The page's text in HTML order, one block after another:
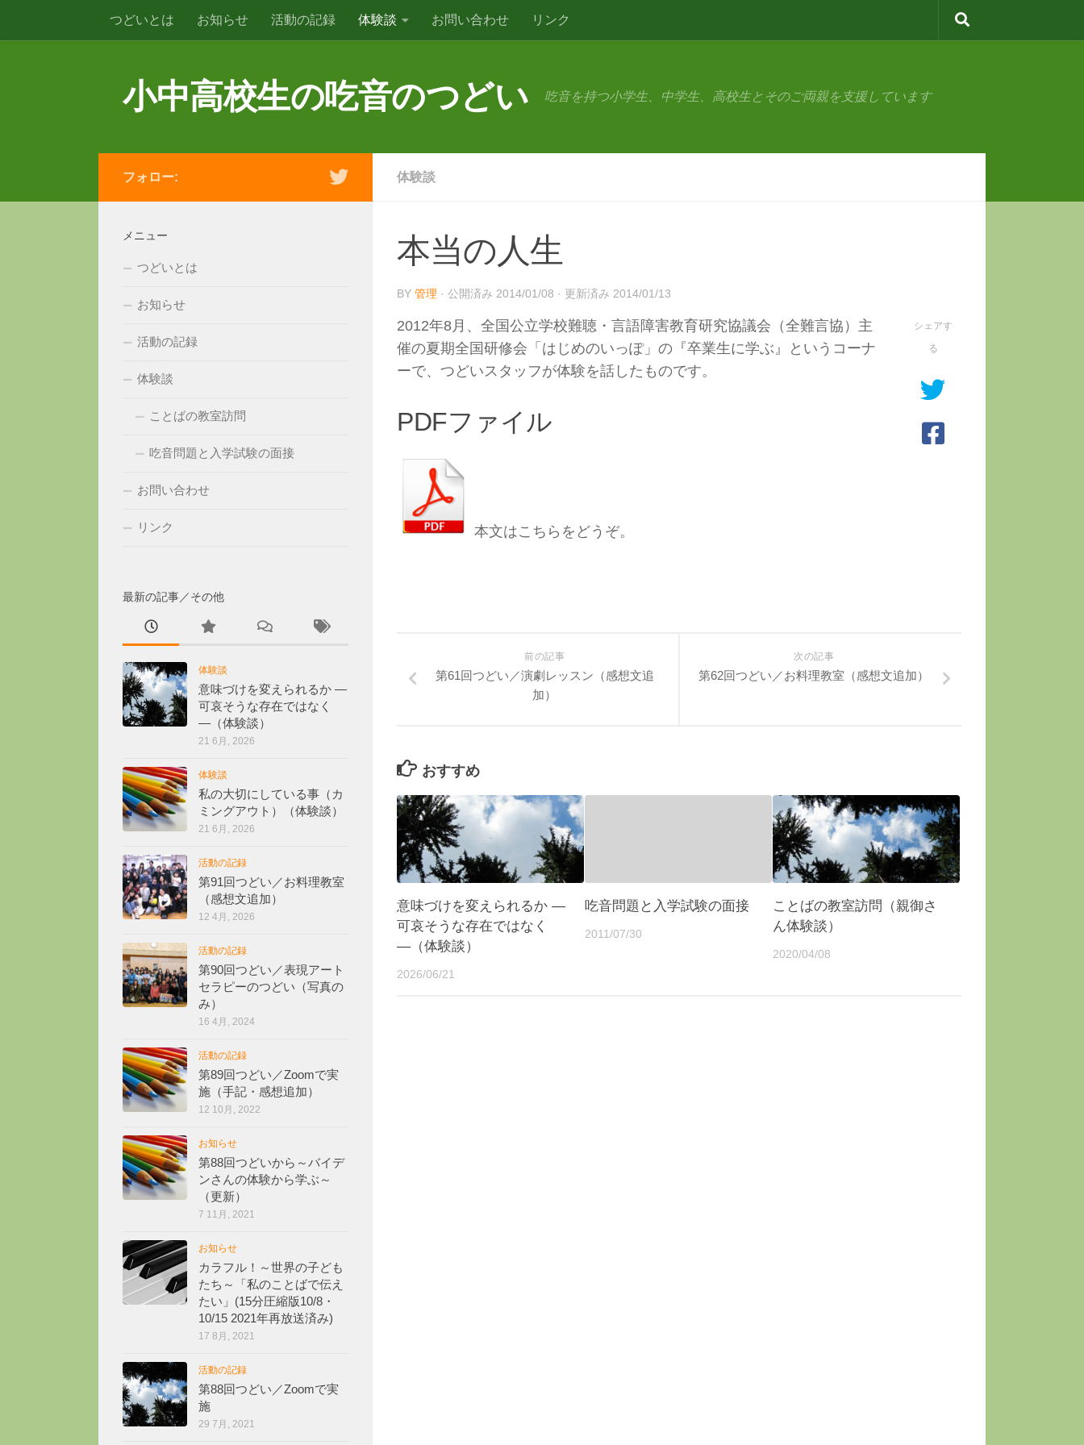
コンテンツへスキップ
つどいとは お知らせ 活動の記録 体験談 お問い合わせ リンク
小中高校生の吃音のつどい 吃音を持つ小学生、中学生、高校生とそのご両親を支援しています
体験談
本当の人生
BY 管理 · 公開済み 2014/01/08 · 更新済み 2014/01/13
2012年8月、全国公立学校難聴・言語障害教育研究協議会（全難言協）主
催の夏期全国研修会「はじめのいっぽ」の『卒業生に学ぶ』というコーナ
ーで、つどいスタッフが体験を話したものです。
PDFファイル
本文はこちらをどうぞ。
シェアす
る
次の記事
第62回つどい／お料理教室（感想文追加）
前の記事
第61回つどい／演劇レッスン（感想文追
加）
おすすめ
意味づけを変えられるか ―
可哀そうな存在ではなく
―（体験談）
2026/06/21
吃音問題と入学試験の面接
2011/07/30
ことばの教室訪問（親御さ
ん体験談）
2020/04/08
フォロー:
メニュー
つどいとは
お知らせ
活動の記録
体験談
ことばの教室訪問
吃音問題と入学試験の面接
お問い合わせ
リンク
最新の記事／その他
体験談
意味づけを変えられるか ―
可哀そうな存在ではなく
―（体験談）
21 6月, 2026
体験談
私の大切にしている事（カ
ミングアウト）（体験談）
21 6月, 2026
活動の記録
第91回つどい／お料理教室
（感想文追加）
12 4月, 2026
活動の記録
第90回つどい／表現アート
セラピーのつどい（写真の
み）
16 4月, 2024
活動の記録
第89回つどい／Zoomで実
施（手記・感想追加）
12 10月, 2022
お知らせ
第88回つどいから～バイデ
ンさんの体験から学ぶ～
（更新）
7 11月, 2021
お知らせ
カラフル！～世界の子ども
たち～「私のことばで伝え
たい」(15分圧縮版10/8・
10/15 2021年再放送済み)
17 8月, 2021
活動の記録
第88回つどい／Zoomで実
施
29 7月, 2021